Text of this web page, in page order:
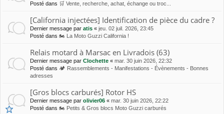
Posté dans 🛒 Vente, recherche, achat, échange ou troc...
[California injectées] Identification de pièce du cadre ?
Dernier message par atis « jeu. 02 juil. 2026, 23:45
Posté dans 🏍 La Moto Guzzi California !
Relais motard à Marsac en Livradois (63)
Dernier message par Clochette « mar. 30 juin 2026, 22:32
Posté dans 🏕 Rassemblements - Manifestations - Évènements - Bonnes
adresses
[Gros blocs carburés] Rotor HS
Dernier message par olivier06 « mar. 30 juin 2026, 22:22
Posté dans 🏍 Petits & Gros blocs Moto Guzzi carburés